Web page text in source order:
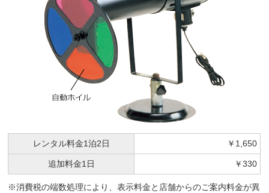
レンタル料金1泊2日 ￥1,650
追加料金1日 ￥330
※消費税の端数処理により、表示料金と店舗からのご案内料金が異